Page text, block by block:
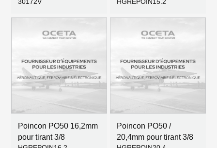
Poincon PO50 16,2mm
pour tirant 3/8
Poincon PO50 /
20,4mm pour tirant 3/8